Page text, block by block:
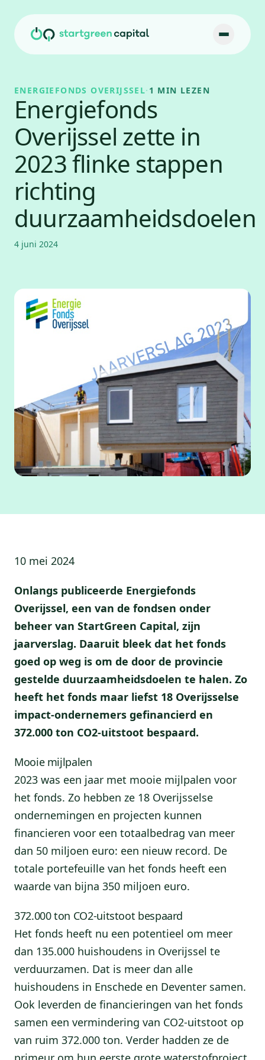
ENERGIEFONDS OVERIJSSEL· 1 MIN LEZEN
Energiefonds
Overijssel zette in
2023 flinke stappen
richting
duurzaamheidsdoelen
4 juni 2024
10 mei 2024
Onlangs publiceerde Energiefonds
Overijssel, een van de fondsen onder
beheer van StartGreen Capital, zijn
jaarverslag. Daaruit bleek dat het fonds
goed op weg is om de door de provincie
gestelde duurzaamheidsdoelen te halen. Zo
heeft het fonds maar liefst 18 Overijsselse
impact-ondernemers gefinancierd en
372.000 ton CO2-uitstoot bespaard.
Mooie mijlpalen
2023 was een jaar met mooie mijlpalen voor
het fonds. Zo hebben ze 18 Overijsselse
ondernemingen en projecten kunnen
financieren voor een totaalbedrag van meer
dan 50 miljoen euro: een nieuw record. De
totale portefeuille van het fonds heeft een
waarde van bijna 350 miljoen euro.
372.000 ton CO2-uitstoot bespaard
Het fonds heeft nu een potentieel om meer
dan 135.000 huishoudens in Overijssel te
verduurzamen. Dat is meer dan alle
huishoudens in Enschede en Deventer samen.
Ook leverden de financieringen van het fonds
samen een vermindering van CO2-uitstoot op
van ruim 372.000 ton. Verder hadden ze de